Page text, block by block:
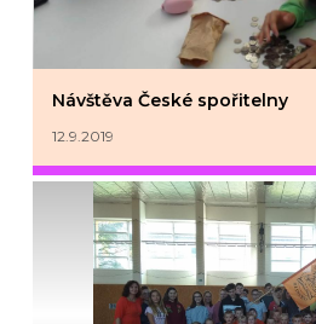
Návštěva České spořitelny
12.9.2019